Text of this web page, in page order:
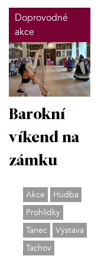
Doprovodné
akce
Barokní
víkend na
zámku
Akce
Hudba
Prohlídky
Tanec
Výstava
Tachov